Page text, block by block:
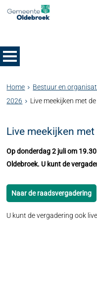
Home Bestuur en
2026
Live meekijken met
Live meekijken
Op donderdag 2 juli om
Oldebroek. U kunt de
Naar de raadsvergadering
U kunt de vergadering ook